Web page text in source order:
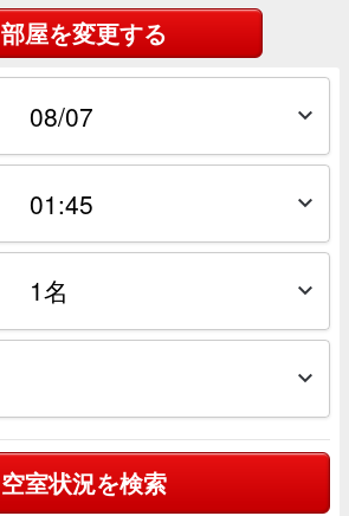
部屋を変更する




空室状況を検索